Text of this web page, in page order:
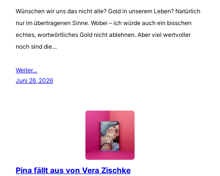
Wünschen wir uns das nicht alle? Gold in unserem Leben? Natürlich
nur im übertragenen Sinne. Wobei – ich würde auch ein bisschen
echtes, wortwörtliches Gold nicht ablehnen. Aber viel wertvoller
noch sind die…
Weiter…
Juni 26, 2026
Pina fällt aus von Vera Zischke